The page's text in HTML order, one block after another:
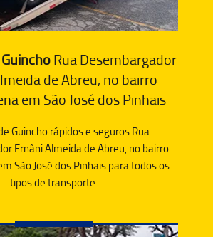
GuinchoRua Desembargador
de Abreu, no bairro
em São José dos Pinhais
Guincho rápidos e seguros Rua
Ernâni Almeida de Abreu, no bairro
São José dos Pinhais para todos os
tipos de transporte.